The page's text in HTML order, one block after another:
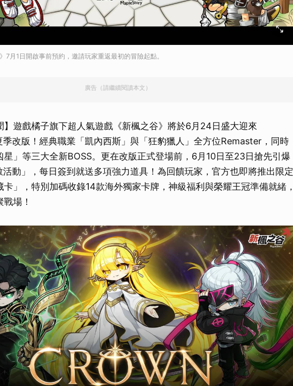
7月1日開啟事前預約，邀請玩家重返最初的冒險起點。
廣告（請繼續閱讀本文）
】遊戲橘子旗下超人氣遊戲《新楓之谷》將於6月24日盛大迎來
季改版！經典職業「凱內西斯」與「狂豹獵人」全方位Remaster，同時
星」等三大全新BOSS。更在改版正式登場前，6月10日至23日搶先引爆
活動」，每日簽到就送多項強力道具！為回饋玩家，官方也即將推出限定
卡」，特別加碼收錄14款海外獨家卡牌，神級福利與榮耀王冠準備就緒，
場！